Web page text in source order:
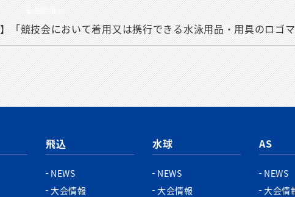
競技委員会
「競技会において着用又は携行できる水泳用品・用具のロ
飛込
NEWS
大会情報
水球
NEWS
大会情報
AS
NEWS
大会情